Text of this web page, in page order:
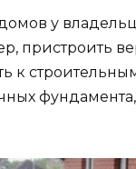
у
пристроить
к